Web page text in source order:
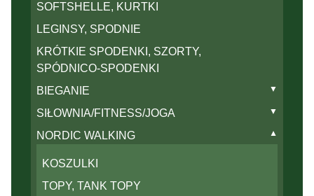
SOFTSHELLE, KURTKI
LEGINSY, SPODNIE
KRÓTKIE SPODENKI, SZORTY,
SPÓDNICO-SPODENKI
BIEGANIE
KOSZULKI BIEGOWE
TOPY, TANK TOPY
▼
SIŁOWNIA/FITNESS/JOGA
KOSZULKI, RASHGUARDY
▼
NORDIC WALKING
KOSZULKI
TOPY, TANK TOPY
▼